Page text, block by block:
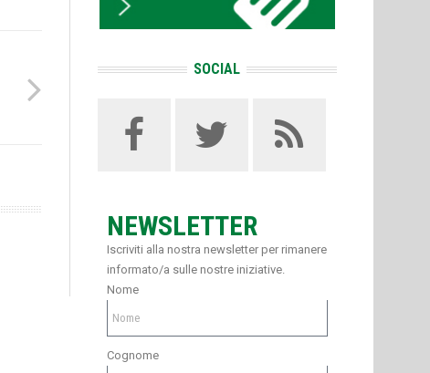
SOCIAL
NEWSLETTER
Iscriviti alla nostra newsletter per rimanere
informato/a sulle nostre iniziative.
Nome
Cognome